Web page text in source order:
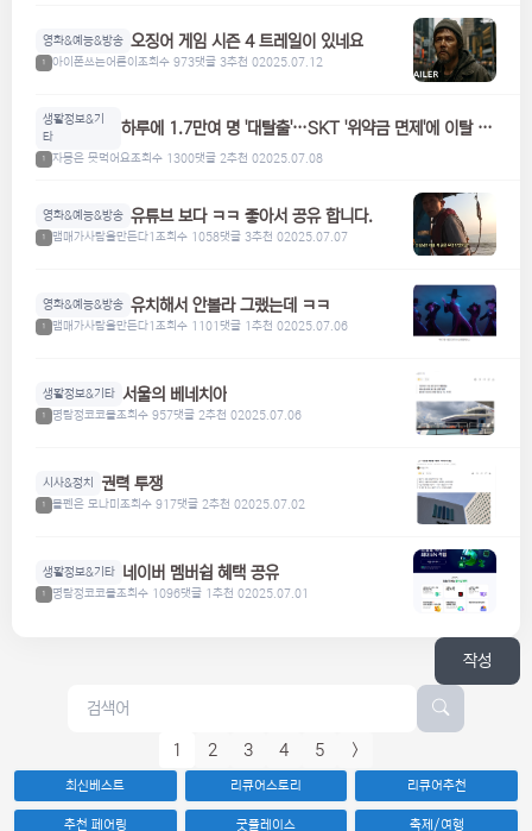
영화&예능&방송 오징어 게임 시즌 4 트레일이 있네요
1 아이폰쓰는어른이 조회수 973댓글 3추천 02025.07.12
생활정보&기
타
하루에 1.7만여 명 '대탈출'…SKT '위약금 면제'에 이탈 급
증
1 자몽은 못먹어요조회수 1300댓글 2추천 02025.07.08
영화&예능&방송 유튜브 보다 ㅋㅋ 좋아서 공유 합니다.
1 맴매가사람을만든다1 조회수 1058댓글 3추천 02025.07.07
영화&예능&방송 유치해서 안볼라 그랬는데 ㅋㅋ
1 맴매가사람을만든다1 조회수 1101 댓글 1 추천 02025.07.06
생활정보&기타 서울의 베네치아
1 명탐정코코볼조회수 957댓글 2추천 02025.07.06
시사&정치 권력 투쟁
1 볼펜은 모나미 조회수 917댓글 2추천 02025.07.02
생활정보&기타 네이버 멤버쉽 혜택 공유
1 명탐정코코볼조회수 1096댓글 1 추천 02025.07.01
작성
1 2 3 4 5 >
최신베스트 리큐어스토리 리큐어추천
추천 페어링 굿플레이스 축제/여행